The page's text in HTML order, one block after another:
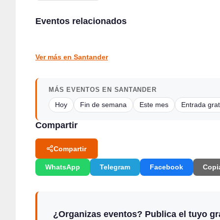
Eventos relacionados
Sarón
Álvaro Piedra
Ver más en Santander
MÁS EVENTOS EN SANTANDER
Hoy Fin de semana Este mes Entrada
Compartir
Compartir
WhatsApp Telegram Facebook
¿Organizas eventos? Publica el tuyo